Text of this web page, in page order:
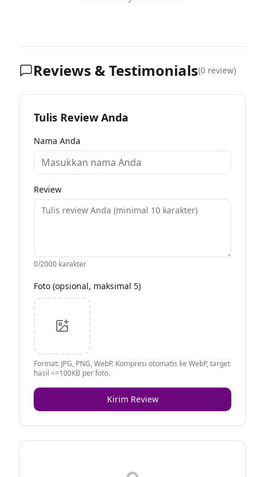
Reviews & Testimonials(0 review)
Tulis Review Anda
Nama Anda
Review
0/2000 karakter
Foto (opsional, maksimal 5)
Format: JPG, PNG, WebP. Kompresi otomatis ke WebP, target
hasil <=100KB per foto.
Kirim Review